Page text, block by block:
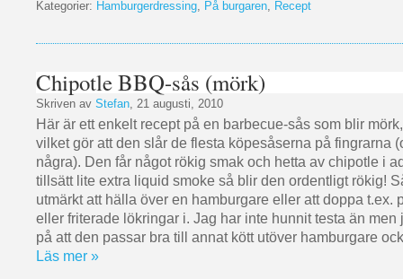
Kategorier: Hamburgerdressing, På burgaren, Recept
Chipotle BBQ-sås (mörk)
Skriven av Stefan, 21 augusti, 2010
Här är ett enkelt recept på en barbecue-sås som blir
vilket gör att den slår de flesta köpesåserna på fingrarna
några). Den får något rökig smak och hetta av chipotle i
tillsätt lite extra liquid smoke så blir den ordentligt rökig!
utmärkt att hälla över en hamburgare eller att doppa t.ex.
eller friterade lökringar i. Jag har inte hunnit testa än men
på att den passar bra till annat kött utöver hamburgare
Läs mer »